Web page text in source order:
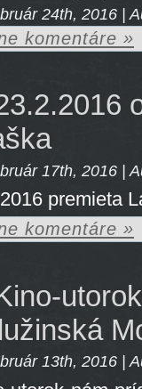
24th, 2016 |
komentáre »
17th, 2016 |
premieta
komentáre »
13th, 2016 |